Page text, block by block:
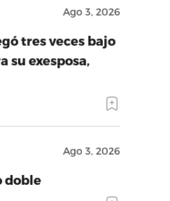
Ago 3, 2026
tres veces bajo
su exesposa,
Ago 3, 2026
doble